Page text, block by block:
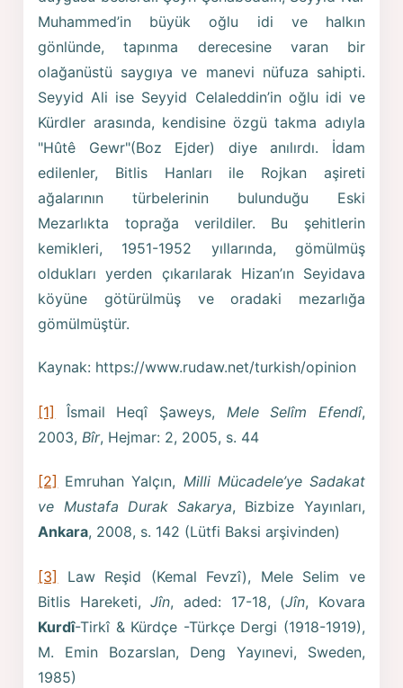
Muhammed’in büyük oğlu idi ve halkın
gönlünde, tapınma derecesine varan bir
olağanüstü saygıya ve manevi nüfuza sahipti.
Seyyid Ali ise Seyyid Celaleddin’in oğlu idi ve
Kürdler arasında, kendisine özgü takma adıyla
"Hûtê Gewr"(Boz Ejder) diye anılırdı. İdam
edilenler, Bitlis Hanları ile Rojkan aşireti
ağalarının türbelerinin bulunduğu Eski
Mezarlıkta toprağa verildiler. Bu şehitlerin
kemikleri, 1951-1952 yıllarında, gömülmüş
oldukları yerden çıkarılarak Hizan’ın Seyidava
köyüne götürülmüş ve oradaki mezarlığa
gömülmüştür.
Kaynak: https://www.rudaw.net/turkish/opinion
[1] Îsmail Heqî Şaweys, Mele Selîm Efendî,
2003, Bîr, Hejmar: 2, 2005, s. 44
[2] Emruhan Yalçın, Milli Mücadele’ye Sadakat
ve Mustafa Durak Sakarya, Bizbize Yayınları,
Ankara, 2008, s. 142 (Lütfi Baksi arşivinden)
[3]
Law Reşid (Kemal Fevzî), Mele Selim ve
Bitlis Hareketi,Jîn, aded: 17-18, (Jîn, Kovara
Kurdî-Tirkî & Kürdçe -Türkçe Dergi (1918-1919),
M. Emin Bozarslan, Deng Yayınevi, Sweden,
1985)